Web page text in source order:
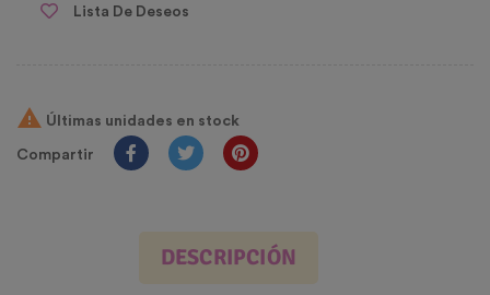
Lista De Deseos
 Últimas unidades en stock
Compartir
DESCRIPCIÓN